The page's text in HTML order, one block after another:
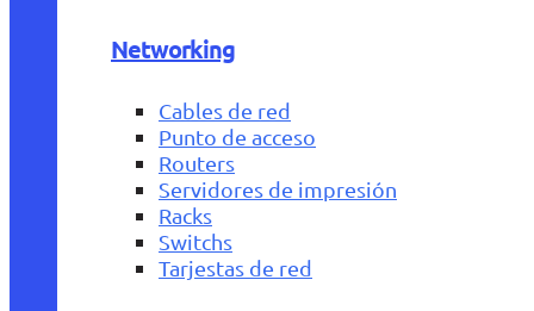
Networking
Cables de red
Punto de acceso
Routers
Servidores de impresión
Racks
Switchs
Tarjestas de red